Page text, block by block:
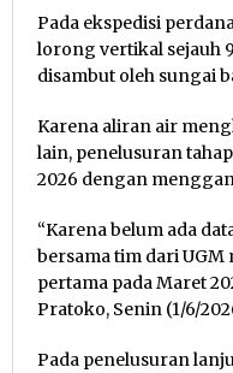
Pada ekspedisi
lorong vertikal sejauh
disambut oleh sungai
Karena aliran air
lain, penelusuran
2026 dengan
“Karena belum ada
bersama tim dari
pertama pada Maret
Pratoko, Senin (1/6/
Pada penelusuran